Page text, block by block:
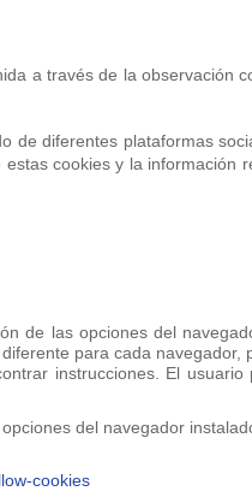
a través de la observación
diferentes plataformas
cookies y la información
de las opciones del
para cada
instrucciones. El
del navegador
cookies